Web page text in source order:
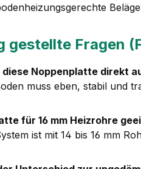
gestellte Fragen
diese Noppenplatte direkt
muss eben, stabil und
für 16 mm Heizrohre
ist mit 14 bis 16 mm